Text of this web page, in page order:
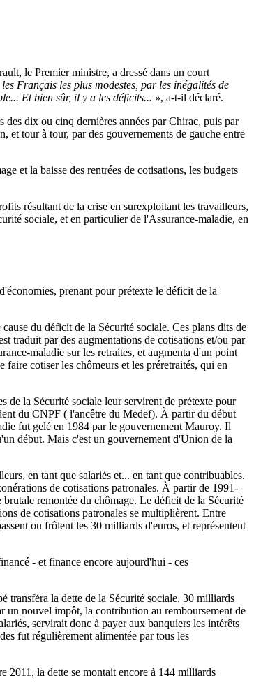
le Premier ministre, a dressé dans un court
Français les plus modestes, par les inégalités de
Et bien sûr, il y a les déficits... », a-t-il déclaré.
dix ou cinq dernières années par Chirac, puis par
et tour à tour, par des gouvernements de gauche entre
et la baisse des rentrées de cotisations, les budgets
résultant de la crise en surexploitant les travailleurs,
sociale, et en particulier de l'Assurance-maladie, en
prenant pour prétexte le déficit de la
du déficit de la Sécurité sociale. Ces plans dits de
traduit par des augmentations de cotisations et/ou par
maladie sur les retraites, et augmenta d'un point
cotiser les chômeurs et les préretraités, qui en
de la Sécurité sociale leur servirent de prétexte pour
du CNPF ( l'ancêtre du Medef). À partir du début
fut gelé en 1984 par le gouvernement Mauroy. Il
début. Mais c'est un gouvernement d'Union de la
en tant que salariés et... en tant que contribuables.
de cotisations patronales. À partir de 1991-
remontée du chômage. Le déficit de la Sécurité
de cotisations patronales se multiplièrent. Entre
ou frôlent les 30 milliards d'euros, et représentent
- et finance encore aujourd'hui - ces
transféra la dette de la Sécurité sociale, 30 milliards
un nouvel impôt, la contribution au remboursement de
servirait donc à payer aux banquiers les intérêts
fut régulièrement alimentée par tous les
2011, la dette se montait encore à 144 milliards